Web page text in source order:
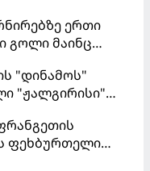
ერთი
გოლი მაინც
"დინამოს"
"ჟალგირისი"
ფეხბურთელი